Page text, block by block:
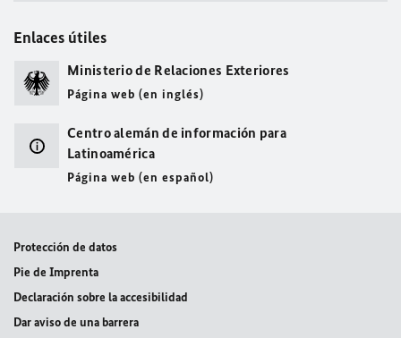
Enlaces útiles
Ministerio de Relaciones Exteriores
Página web (en inglés)
Centro alemán de información para
Latinoamérica
Página web (en español)
Protección de datos
Pie de Imprenta
Declaración sobre la accesibilidad
Dar aviso de una barrera